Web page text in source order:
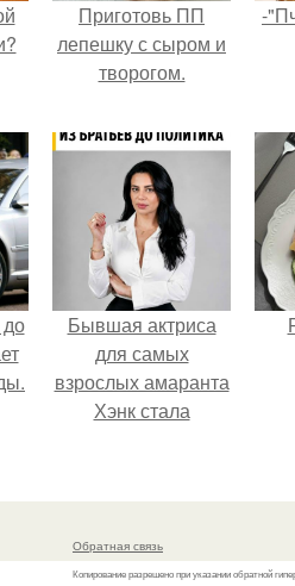
Приготовь ПП
лепешку с сыром и
творогом.
-
Бывшая актриса
для самых
взрослых амаранта
Хэнк стала
Обратная связь
Копирование разрешено при указании обратной